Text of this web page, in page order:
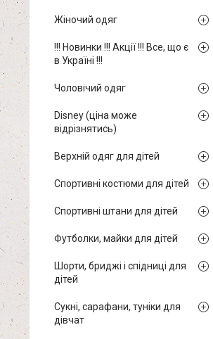
Жіночий одяг
!!! Новинки !!! Акції !!! Все, що є
в Україні !!!
Чоловічий одяг
Disney (ціна може
відрізнятись)
Верхній одяг для дітей
Спортивні костюми для дітей
Спортивні штани для дітей
Футболки, майки для дітей
Шорти, бриджі і спідниці для
дітей
Сукні, сарафани, туніки для
дівчат